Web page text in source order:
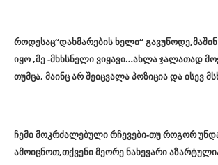
როდესაც“დახმარების ხელი“
იყო ,მე -მხხსნელი ვიყავი…ახლა ჯალათად
თუმცა, მაინც არ შეიცვალა პოზიცია და ისევ
ჩემი მოკრძალებული რჩევები-თუ როგორ
ამოიცნოთ,თქვენი მეორე ნახევარი